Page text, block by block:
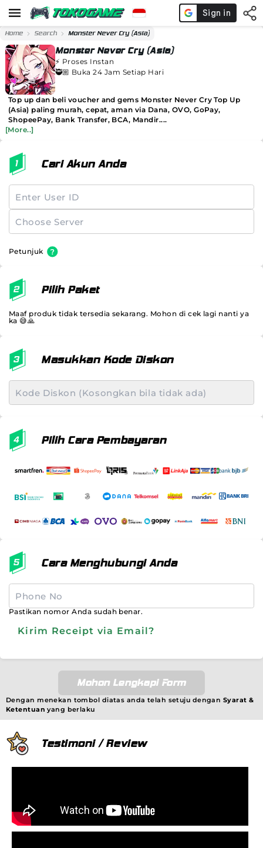
Home Search Monster Never Cry (Asia)
Monster Never Cry (Asia)
⚡️ Proses Instan
🥷🏼 Buka 24 Jam Setiap Hari
Top up dan beli voucher and gems Monster Never Cry Top Up
(Asia) paling murah, cepat, aman via Dana, OVO, GoPay,
ShopeePay, Bank Transfer, BCA, Mandir....
[More..]
Cari Akun Anda
Petunjuk
Pilih Paket
Maaf produk tidak tersedia sekarang. Mohon di cek lagi nanti ya
ka 😅🙏
Masukkan Kode Diskon
Pilih Cara Pembayaran
Cara Menghubungi Anda
Pastikan nomor Anda sudah benar.
Kirim Receipt via Email?
Mohon Lengkapi Form
Dengan menekan tombol diatas anda telah setuju dengan Syarat &
Ketentuan yang berlaku
Testimoni / Review